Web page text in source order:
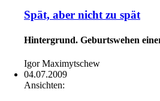
Spät, aber nicht zu spät
Hintergrund. Geburtswehen
Igor Maximytschew
04.07.2009
Ansichten: